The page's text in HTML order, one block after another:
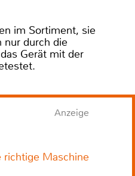
im Sortiment, sie
nur durch die
Gerät mit der
Anzeige
richtige Maschine